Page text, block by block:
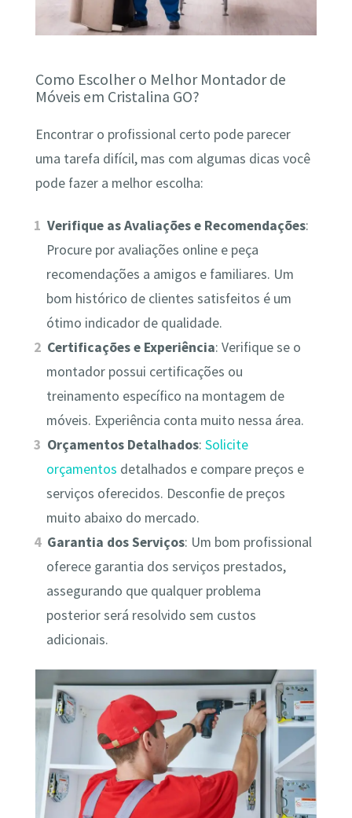
Como Escolher o Melhor Montador de
Móveis em Cristalina GO?
Encontrar o profissional certo pode parecer
uma tarefa difícil, mas com algumas dicas você
pode fazer a melhor escolha:
Verifique as Avaliações e Recomendações:
Procure por avaliações online e peça
recomendações a amigos e familiares. Um
bom histórico de clientes satisfeitos é um
ótimo indicador de qualidade.
Certificações e Experiência: Verifique se o
montador possui certificações ou
treinamento específico na montagem de
móveis. Experiência conta muito nessa área.
Orçamentos Detalhados:Solicite
orçamentos detalhados e compare preços e
serviços oferecidos. Desconfie de preços
muito abaixo do mercado.
Garantia dos Serviços: Um bom profissional
oferece garantia dos serviços prestados,
assegurando que qualquer problema
posterior será resolvido sem custos
adicionais.